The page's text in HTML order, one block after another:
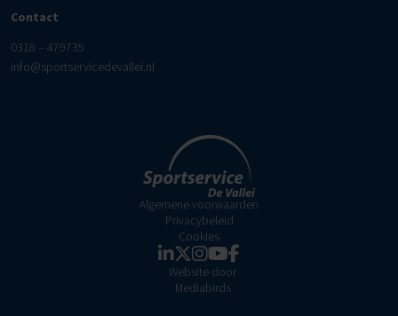
Contact
0318 – 479735
info@sportservicedevallei.nl
Algemene voorwaarden
Privacybeleid
Cookies
Website door
Mediabirds